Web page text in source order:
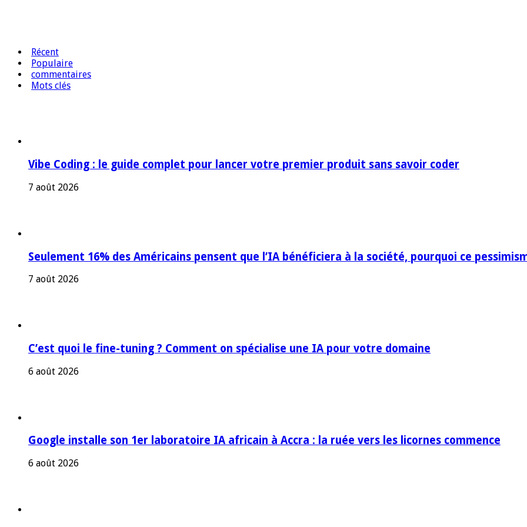
Récent
Populaire
commentaires
Mots clés
Vibe Coding : le guide complet pour lancer votre premier produit sans savoir coder
7 août 2026
Seulement 16% des Américains pensent que l’IA bénéficiera à la société, pourquoi ce
7 août 2026
C’est quoi le fine-tuning ? Comment on spécialise une IA pour votre domaine
6 août 2026
Google installe son 1er laboratoire IA africain à Accra : la ruée vers les licornes commence
6 août 2026